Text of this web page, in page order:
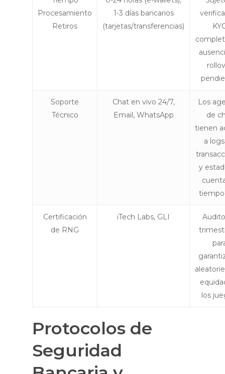
Procesamiento
Retiros
1-3 días bancarios
(tarjetas/transferencias)
Soporte
Técnico
Chat en vivo 24/7,
Email, WhatsApp
Los
de
tienen
a
y
tiempo
Certificación
de RNG
iTech Labs, GLI
los
Protocolos de
Seguridad